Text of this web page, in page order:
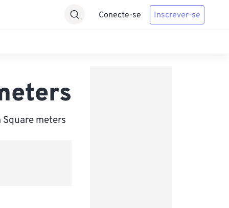
Conecte-se Inscrever-se
meters